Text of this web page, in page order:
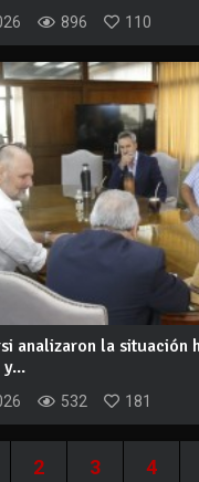
896 110
analizaron la situación
532 181
2 3 4